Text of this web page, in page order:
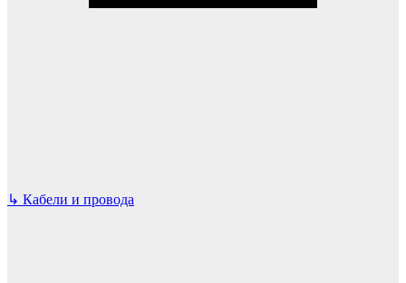
↳ Кабели и провода